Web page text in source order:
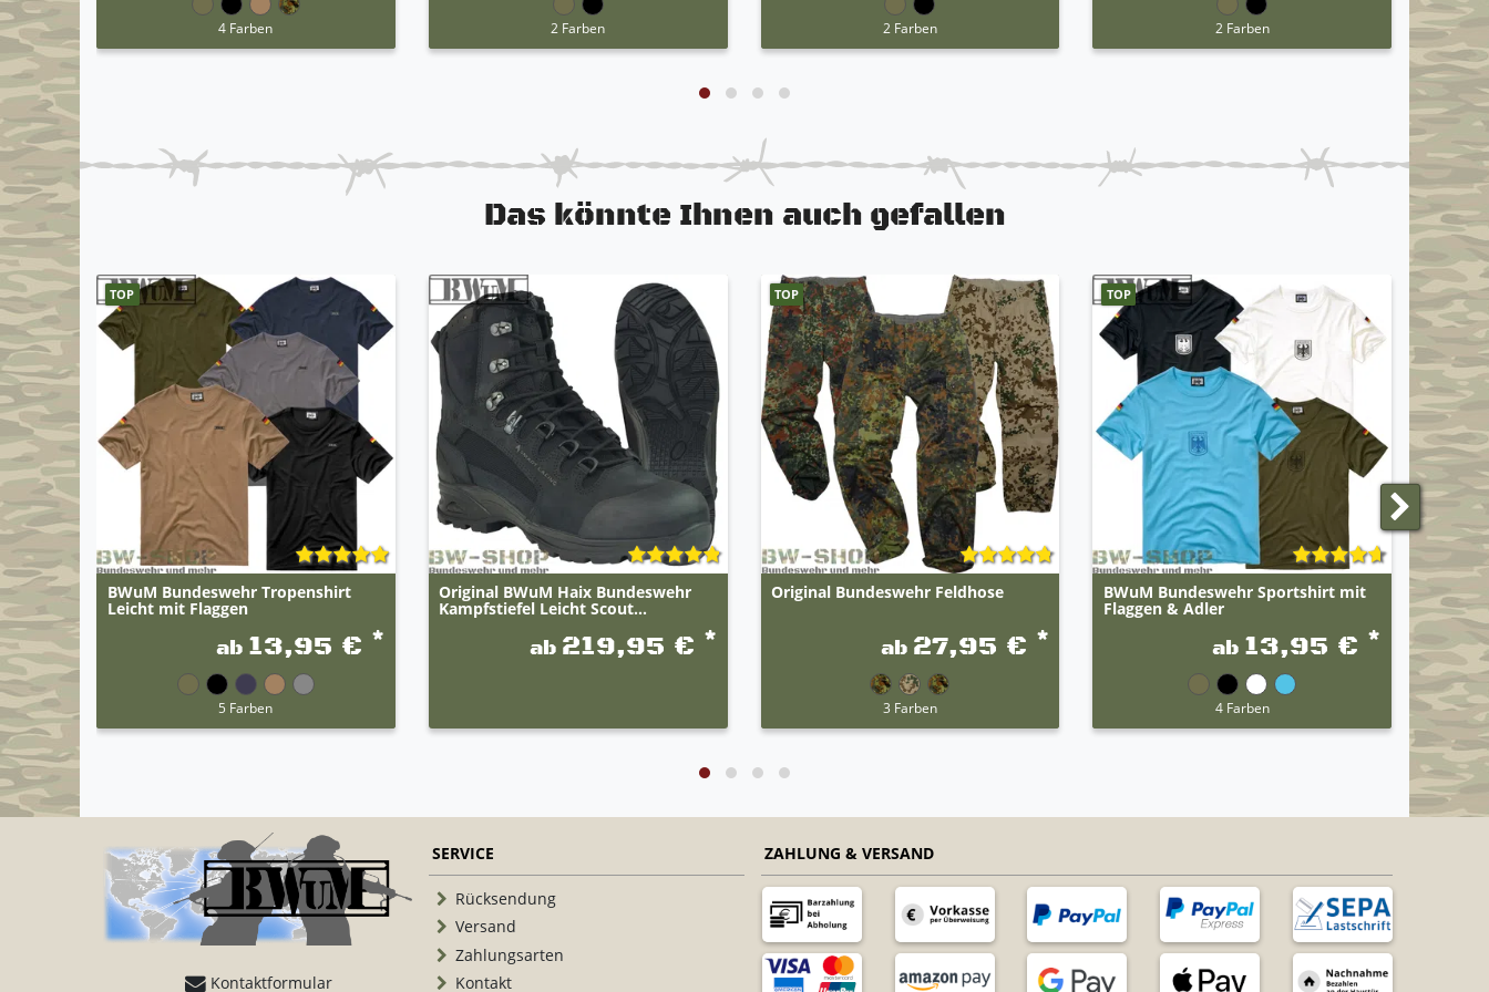
4 Farben 2 Farben 2 Farben 2 Farben
Das könnte Ihnen auch gefallen
TOP
BWuM Bundeswehr Tropenshirt
Leicht mit Flaggen
ab 13,95 € *
5 Farben
Original BWuM Haix Bundeswehr
Kampfstiefel Leicht Scout...
ab 219,95 € *
TOP
Original Bundeswehr Feldhose
ab 27,95 € *
3 Farben
TOP
BWuM Bundeswehr Sportshirt mit
Flaggen & Adler
ab 13,95 € *
4 Farben
NEUE
Kontaktformular
SERVICE
Rücksendung
Versand
Zahlungsarten
Kontakt
ZAHLUNG & VERSAND